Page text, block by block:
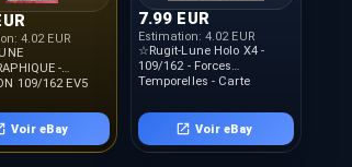
4.02 EUR
-
109/162 EV5
NEUF FR
Voir eBay
7.99 EUR
Estimation: 4.02 EUR
☆Rugit-Lune Holo X4 -
109/162 ‐ Forces
Temporelles - Carte
Voir eBay